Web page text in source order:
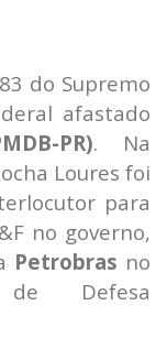
do Supremo
afastado
PR). Na
Loures foi
para
no governo,
Petrobras no
de Defesa